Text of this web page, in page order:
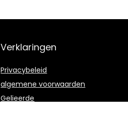
Verklaringen
Privacybeleid
algemene voorwaarden
Gelieerde